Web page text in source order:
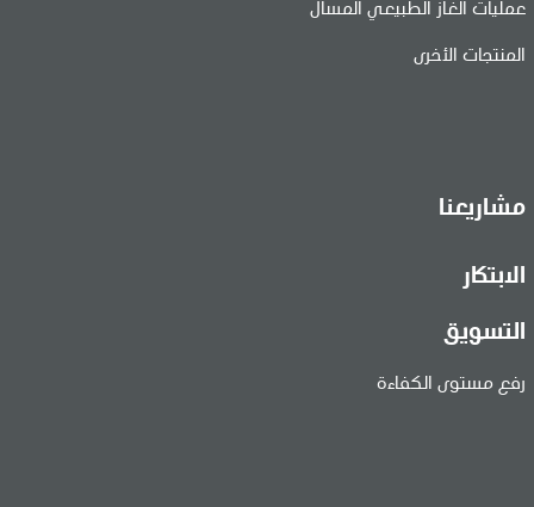
عمليات الغاز الطبيعي المسال
المنتجات الأخرى
مشاريعنا
الابتكار
التسويق
رفع مستوى الكفاءة